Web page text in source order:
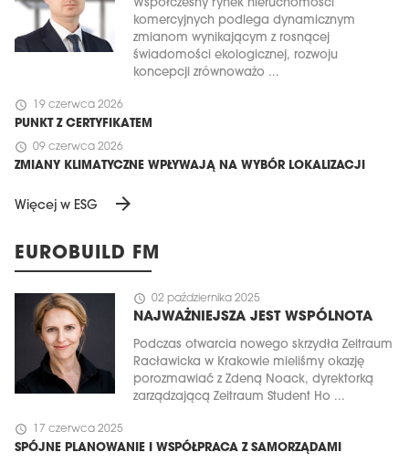
Współczesny rynek nieruchomości
komercyjnych podlega dynamicznym
zmianom wynikającym z rosnącej
świadomości ekologicznej, rozwoju
koncepcji zrównoważo ...
schedule 19 czerwca 2026
PUNKT Z CERTYFIKATEM
schedule 09 czerwca 2026
ZMIANY KLIMATYCZNE WPŁYWAJĄ NA WYBÓR LOKALIZACJI
Więcej w ESG arrow_forward
EUROBUILD FM
schedule 02 października 2025
NAJWAŻNIEJSZA JEST WSPÓLNOTA
Podczas otwarcia nowego skrzydła Zeitraum
Racławicka w Krakowie mieliśmy okazję
porozmawiać z Zdeną Noack, dyrektorką
zarządzającą Zeitraum Student Ho ...
schedule 17 czerwca 2025
SPÓJNE PLANOWANIE I WSPÓŁPRACA Z SAMORZĄDAMI